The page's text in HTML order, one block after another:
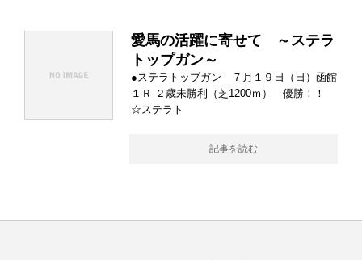
愛馬の活躍に寄せて ～ステラ
トップガン～
●ステラトップガン ７月１９日（日）函館
１Ｒ ２歳未勝利（芝1200ｍ） 優勝！！
☆ステラト
記事を読む